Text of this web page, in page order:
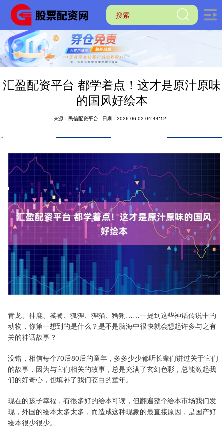
汇盈配资平台 都学着点！这才是原汁原味
的国风好绘本
来源：民信配资平台 日期：2026-06-02 04:44:12
青龙、神鹿、饕餮、狐狸、狸猫、猞猁……一提到这些神话传说中的
动物，你第一想到的是什么？是不是脑海中很快就会想起许多与之有
关的神话故事？
没错，相信每个70后80后的童年，多多少少都听长辈们讲过关于它们
的故事，因为与它们相关的故事，总是充满了玄幻色彩，总能激起我
们的好奇心，也填补了我们苍白的童年。
现在的孩子幸福，有很多好的绘本可读，但翻遍整个绘本市场我们发
现，外国的绘本太多太多，而造成这种现象的最直接原因，是国产好
绘本很少很少。